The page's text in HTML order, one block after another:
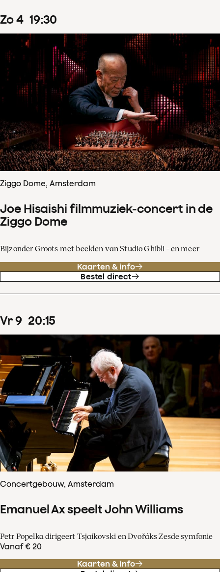
zo4 19:30
Ziggo Dome, Amsterdam
Joe Hisaishi filmmuziek-concert in de
Ziggo Dome
Bijzonder Groots met beelden van Studio Ghibli – en meer
Kaarten & info
Bestel direct
vr9 20:15
Concertgebouw, Amsterdam
Emanuel Ax speelt John Williams
Petr Popelka dirigeert Tsjaikovski en Dvořáks Zesde symfonie
Vanaf € 20
Kaarten & info